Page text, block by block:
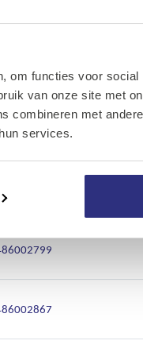
om functies voor social
van onze site met
combineren met
services.
Aantal